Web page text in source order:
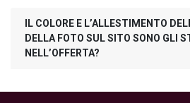
IL COLORE E L’ALLESTIMENTO
DELLA FOTO SUL SITO SONO GLI
NELL’OFFERTA?